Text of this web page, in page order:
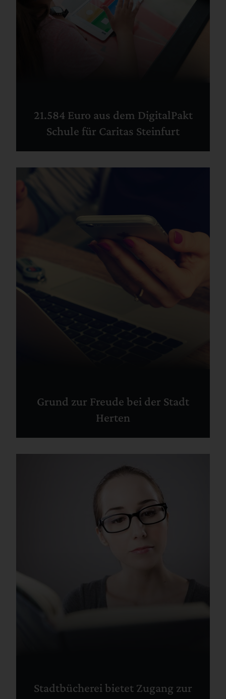
21.584 Euro aus dem DigitalPakt
Schule für Caritas Steinfurt
Grund zur Freude bei der Stadt
Herten
Stadtbücherei bietet Zugang zur